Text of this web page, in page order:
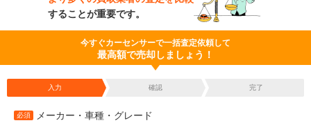
することが重要です。
今すぐカーセンサーで一括査定依頼して
最高額で売却しましょう！
入力 確認 完了
必須 メーカー・車種・グレード